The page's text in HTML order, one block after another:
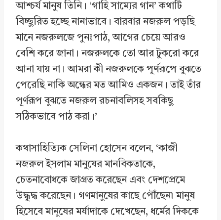
আশ্চর্য মানুষ তিনি। ‘গাহি সাম্যের গান’ কথাটি
বিচ্ছুরিত হচ্ছে নানাভাবে। বারবার নজরুল পড়ছি
মানে নজরুলজে পুনঃপাঠ, আগের চেয়ে আরও
বেশি করে জানা। নজরুলকে তো আর টুকরো করে
আনা যায় না। আমরা কী নজরুলকে পূর্ণরূপে বুঝতে
পেরেছি নাকি অন্ধের মত আমিও একজন। তাই তাঁর
পূর্ণরূপ বুঝতে নজরুল রচনাবলিসহ সবকিছু
সঠিকভাবে পাঠ করা।’
কথাসাহিত্যিক সেলিনা হোসেন বলেন, ‘কাজী
নজরুল ইসলাম মানুষের মানবিকতাকে,
চেতনাবোধকে জাগ্রত করেছেন এবং দেশপ্রেমে
উদ্ধুদ্ধ করেছেন। গণমানুষের কাছে পৌঁছেন৷ মানুষ
হিসেবে মানুষের মর্যাদাকে দেখেছেন, ধর্মের দিককে